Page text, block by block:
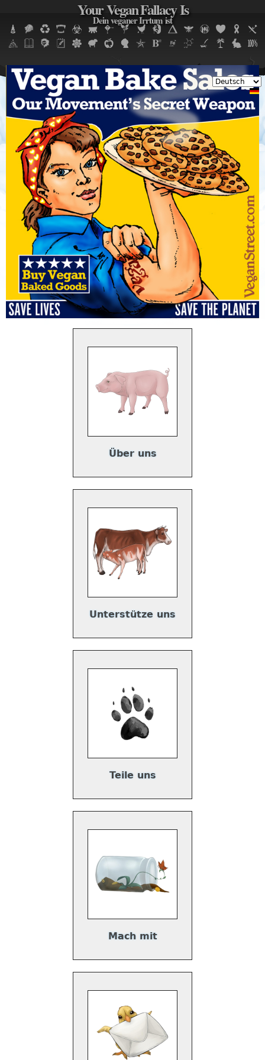
Jump to navigation
Your Vegan Fallacy Is
Dein veganer Irrtum ist
Über uns
Unterstütze uns
Teile uns
Mach mit